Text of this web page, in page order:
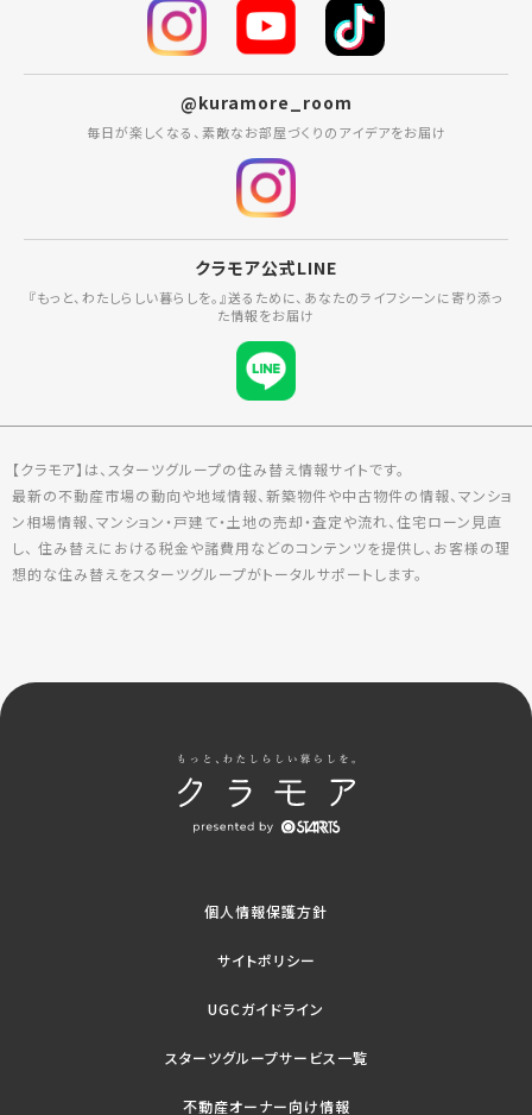
@kuramore_room
毎日が楽しくなる、素敵なお部屋づくりのアイデアをお届け
クラモア公式LINE
『もっと、わたしらしい暮らしを。』送るために、あなたのライフシーンに寄り添っ
た情報をお届け
【クラモア】は、スターツグループの住み替え情報サイトです。
最新の不動産市場の動向や地域情報、新築物件や中古物件の情報、マンショ
ン相場情報、マンション・戸建て・土地の売却・査定や流れ、住宅ローン見直
し、 住み替えにおける税金や諸費用などのコンテンツを提供し、お客様の理
想的な住み替えをスターツグループがトータルサポートします。
個人情報保護方針
サイトポリシー
UGCガイドライン
スターツグループサービス一覧
不動産オーナー向け情報